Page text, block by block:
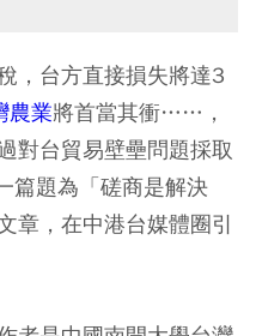
，台方直接損失將達3
農業將首當其衝……，
對台貿易壁壘問題採取
篇題為「磋商是解決
章，在中港台媒體圈引